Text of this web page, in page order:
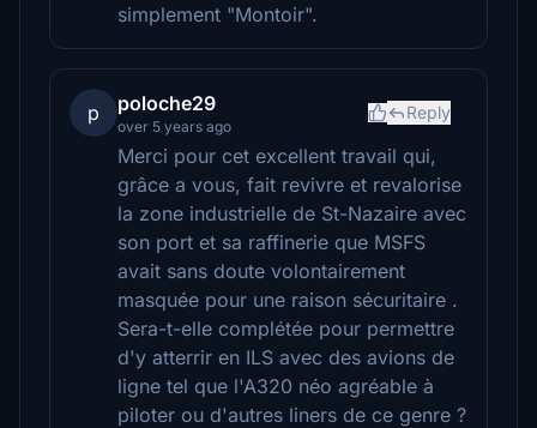
simplement "Montoir".
p poloche29
over 5 years ago
Reply
Merci pour cet excellent travail qui,
grâce a vous, fait revivre et revalorise
la zone industrielle de St-Nazaire avec
son port et sa raffinerie que MSFS
avait sans doute volontairement
masquée pour une raison sécuritaire .
Sera-t-elle complétée pour permettre
d'y atterrir en ILS avec des avions de
ligne tel que l'A320 néo agréable à
piloter ou d'autres liners de ce genre ?